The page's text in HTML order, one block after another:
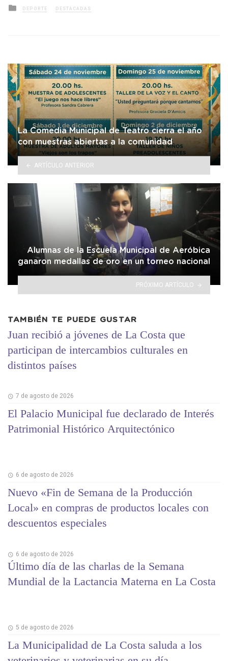
Posted
in
DEPORTE DESTACADAS
La Comedia Municipal de Teatro cierra el año
con muestras abiertas a la comunidad
ARTÍCULO ANTERIOR
Alumnas de la Escuela Municipal de Aeróbica
ganaron medallas de oro en un torneo nacional
PRÓXIMO ARTÍCULO
TAMBIÉN TE PUEDE GUSTAR
Juan recibió a jóvenes de La Costa que
participan de intercambios culturales en
distintos países
7 de agosto de 2026
El Palacio Municipal fue declarado de Interés
Patrimonial Histórico Arquitectónico
6 de agosto de 2026
Nuevo «Fin de Semana de la Producción
Local» en compras de productos locales con
descuentos especiales
6 de agosto de 2026
Último día de las charlas de la Semana
Mundial de la Lactancia Materna en La Costa
5 de agosto de 2026
La Municipalidad de La Costa saluda a los